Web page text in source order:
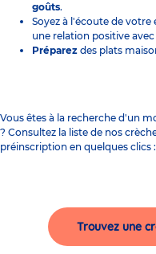
goûts.
Soyez à l'écoute de
une relation positive avec
Préparez des plats
Vous êtes à la recherche d'un
? Consultez la liste de nos
préinscription en quelques clics :
Trouvez une